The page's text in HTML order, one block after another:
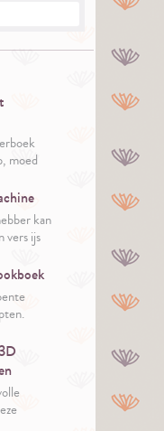
moed
kan
vers ijs
bij